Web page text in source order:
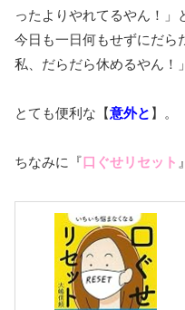
ったよりやれてるやん！」
今日も一日何もせずにだら
私、だらだら休めるやん！
とても便利な【意外と 】。
ちなみに『口ぐせリセット